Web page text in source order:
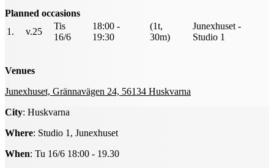
Planned occasions
1.
v.25
Tis
16/6
18:00 -
19:30
(1t,
30m)
Junexhuset -
Studio 1
Venues
Junexhuset, Grännavägen 24, 56134 Huskvarna
City: Huskvarna
Where: Studio 1, Junexhuset
When: Tu 16/6 18:00 - 19.30